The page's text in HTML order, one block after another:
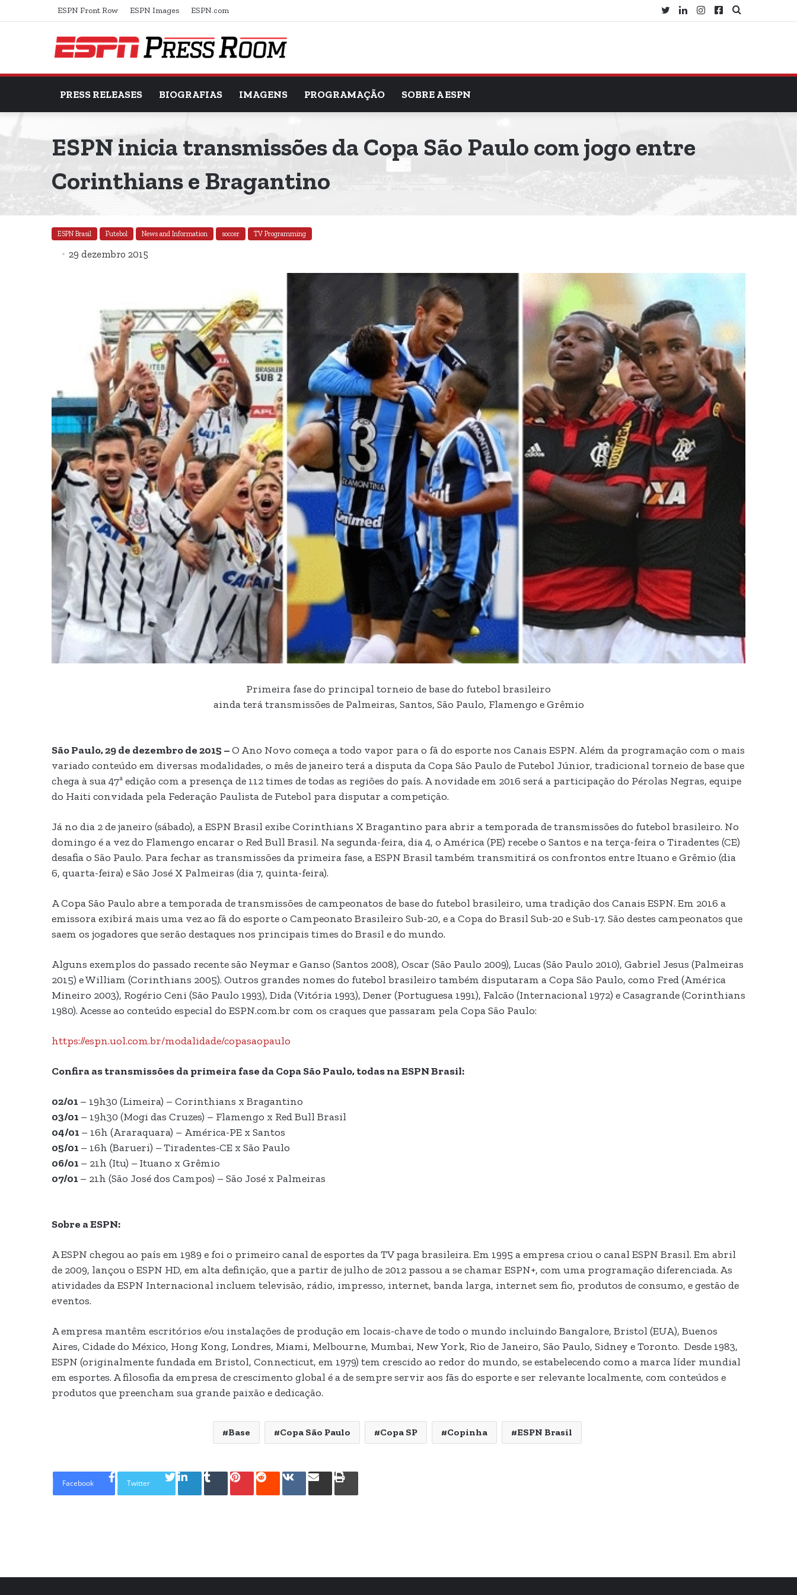
ESPN Front Row ESPN Images ESPN.com
Procurar
Facebook
Instagram
Linkedin
Twitter
PRESS RELEASES BIOGRAFIAS IMAGENS PROGRAMAÇÃO SOBRE A ESPN
ESPN inicia transmissões da Copa São Paulo com jogo entre
Corinthians e Bragantino
ESPN Brasil Futebol News and Information soccer TV Programming
29 dezembro 2015
Primeira fase do principal torneio de base do futebol brasileiro
ainda terá transmissões de Palmeiras, Santos, São Paulo, Flamengo e Grêmio
São Paulo, 29 de dezembro de 2015 –O Ano Novo começa a todo vapor para o fã do esporte nos Canais ESPN. Além da programação com o mais
variado conteúdo em diversas modalidades, o mês de janeiro terá a disputa da Copa São Paulo de Futebol Júnior, tradicional torneio de base que
chega à sua 47ª edição com a presença de 112 times de todas as regiões do país. A novidade em 2016 será a participação do Pérolas Negras, equipe
do Haiti convidada pela Federação Paulista de Futebol para disputar a competição.
Já no dia 2 de janeiro (sábado), a ESPN Brasil exibe Corinthians X Bragantino para abrir a temporada de transmissões do futebol brasileiro. No
domingo é a vez do Flamengo encarar o Red Bull Brasil. Na segunda-feira, dia 4, o América (PE) recebe o Santos e na terça-feira o Tiradentes (CE)
desafia o São Paulo. Para fechar as transmissões da primeira fase, a ESPN Brasil também transmitirá os confrontos entre Ituano e Grêmio (dia
6, quarta-feira) e São José X Palmeiras (dia 7, quinta-feira).
A Copa São Paulo abre a temporada de transmissões de campeonatos de base do futebol brasileiro, uma tradição dos Canais ESPN. Em 2016 a
emissora exibirá mais uma vez ao fã do esporte o Campeonato Brasileiro Sub-20, e a Copa do Brasil Sub-20 e Sub-17. São destes campeonatos que
saem os jogadores que serão destaques nos principais times do Brasil e do mundo.
Alguns exemplos do passado recente são Neymar e Ganso (Santos 2008), Oscar (São Paulo 2009), Lucas (São Paulo 2010), Gabriel Jesus (Palmeiras
2015) e William (Corinthians 2005). Outros grandes nomes do futebol brasileiro também disputaram a Copa São Paulo, como Fred (América
Mineiro 2003), Rogério Ceni (São Paulo 1993), Dida (Vitória 1993), Dener (Portuguesa 1991), Falcão (Internacional 1972) e Casagrande (Corinthians
1980). Acesse ao conteúdo especial do ESPN.com.br com os craques que passaram pela Copa São Paulo:
https://espn.uol.com.br/modalidade/copasaopaulo
Confira as transmissões da primeira fase da Copa São Paulo, todas na ESPN Brasil:
02/01 – 19h30 (Limeira) – Corinthians x Bragantino
03/01 – 19h30 (Mogi das Cruzes) – Flamengo x Red Bull Brasil
04/01 – 16h (Araraquara) – América-PE x Santos
05/01 – 16h (Barueri) –Tiradentes-CE x São Paulo
06/01 – 21h (Itu) –Ituano x Grêmio
07/01 – 21h (São José dos Campos) – São José x Palmeiras
Sobre a ESPN:
A ESPN chegou ao país em 1989 e foi o primeiro canal de esportes da TV paga brasileira. Em 1995 a empresa criou o canal ESPN Brasil. Em abril
de 2009, lançou o ESPN HD, em alta definição, que a partir de julho de 2012 passou a se chamar ESPN+, com uma programação diferenciada. As
atividades da ESPN Internacional incluem televisão, rádio, impresso, internet, banda larga, internet sem fio, produtos de consumo, e gestão de
eventos.
A empresa mantêm escritórios e/ou instalações de produção em locais-chave de todo o mundo incluindo Bangalore, Bristol (EUA), Buenos
Aires, Cidade do México, Hong Kong, Londres, Miami, Melbourne, Mumbai, New York, Rio de Janeiro, São Paulo, Sidney e Toronto. Desde 1983,
ESPN (originalmente fundada em Bristol, Connecticut, em 1979) tem crescido ao redor do mundo, se estabelecendo como a marca líder mundial
em esportes. A filosofia da empresa de crescimento global é a de sempre servir aos fãs do esporte e ser relevante localmente, com conteúdos e
produtos que preencham sua grande paixão e dedicação.
Base Copa São Paulo Copa SP Copinha ESPN Brasil
Facebook Twitter Linkedin
TumblrPinterestRedditVK
Compartilhar
Imprimir